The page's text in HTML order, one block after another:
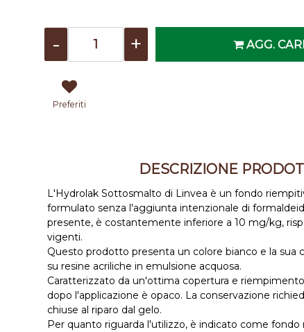
AGG.
Preferiti
DESCRIZIONE
L'Hydrolak Sottosmalto di Linvea è un fondo
formulato senza l'aggiunta intenzionale di
presente, è costantemente inferiore a 10 mg/kg,
vigenti.
Questo prodotto presenta un colore bianco e la sua
su resine acriliche in emulsione acquosa.
Caratterizzato da un'ottima copertura e
dopo l'applicazione è opaco. La conservazione
chiuse al riparo dal gelo.
Per quanto riguarda l'utilizzo, è indicato come